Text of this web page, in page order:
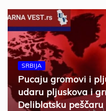
SRBIJA
Pucaju gromovi i
udaru pljuskova i
Deliblatsku peščaru